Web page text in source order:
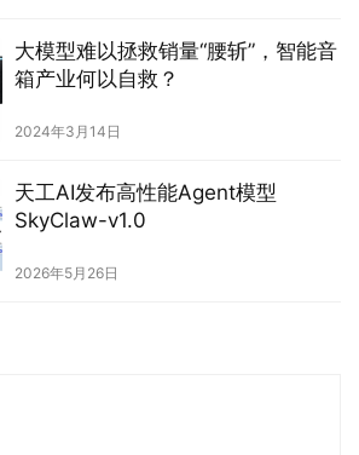
大模型难以拯救销量“腰斩”，智能音
箱产业何以自救？
2024年3月14日
天工AI发布高性能Agent模型
SkyClaw-v1.0
2026年5月26日